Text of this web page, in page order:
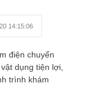
14:15:06
điện chuyển
dụng tiện lợi,
trình khám